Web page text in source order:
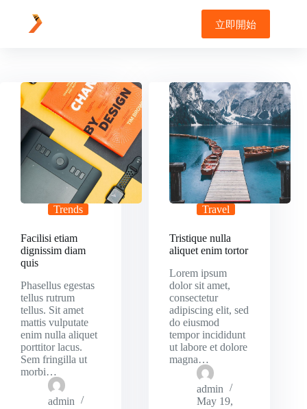
content
立即開始
Trends
Facilisi etiam
dignissim diam
quis
Phasellus egestas
tellus rutrum
tellus. Sit amet
mattis vulputate
enim nulla aliquet
porttitor lacus.
Sem fringilla ut
morbi…
admin
Travel
Tristique nulla
aliquet enim tortor
Lorem ipsum
dolor sit amet,
consectetur
adipiscing elit, sed
do eiusmod
tempor incididunt
ut labore et dolore
magna…
admin
May 19,